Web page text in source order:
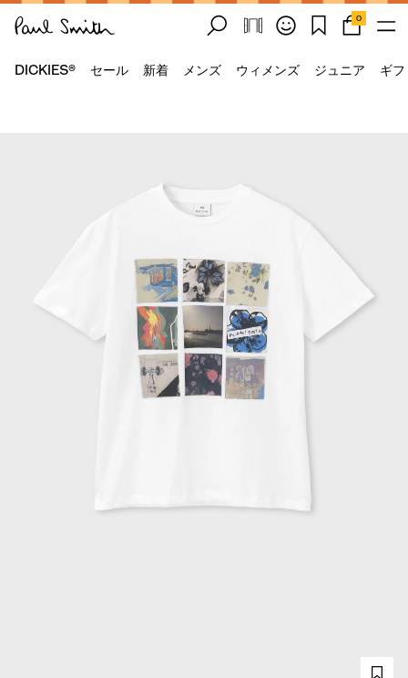
0
DICKIES® セール 新着 メンズ ウィメンズ ジュニア ギ